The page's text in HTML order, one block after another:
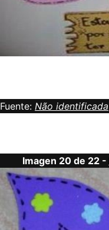
Fuente: Não identificada
Imagen 20 de 22 -